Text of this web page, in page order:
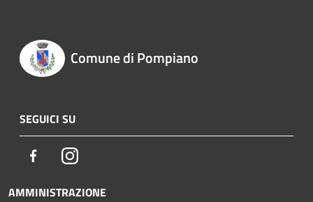
Comune di Pompiano
SEGUICI SU
FacebookInstagram
AMMINISTRAZIONE